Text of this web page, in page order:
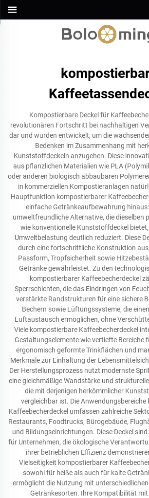
Kompostierbare Deckel für
revolutionären Fortschritt bei nachhaltigen
dar und wurden entwickelt, um die
Bedenken im Zusammenhang mit
Kunststoffdeckeln anzugehen. Diese
aus pflanzlichen Materialien wie PLA
oder anderen biologisch abbaubaren
in kommerziellen Kompostieranlagen
Hauptfunktion kompostierbarer
einfache Getränkeaufbewahrung hinaus:
umweltfreundliche Alternative, die dieselben
wie konventionelle Kunststoffdeckel
Umweltbelastung deutlich reduziert. Diese
durch eine fortschrittliche Konstruktion
Passform, Tropfsicherheit sowie
Getränke gewährleistet. Zu den
kompostierbarer Kaffeebecherdeckel
Sperrschichten, die das Eindringen von
verstärkte Randstrukturen für eine sichere
Bechern sowie Lüftungssysteme, die
Luftaustausch ermöglichen, ohne
Viele kompostierbare Kaffeebecherdeckel
Gestaltungselemente wie vertiefte Bereiche
ergonomisch geformte Trinkflächen und
Merkmale zur Einhaltung der
Der Herstellungsprozess nutzt modernste
eine gleichmäßige Wandstärke und
die mit derjenigen herkömmlicher
vergleichbar ist. Die
Kaffeebecherdeckel umfassen zahlreiche
Restaurants, Foodtrucks, Bürogebäude,
und Bildungseinrichtungen. Diese Deckel sind
für Unternehmen, die ökologische
ihrer betrieblichen Effizienz
Vielseitigkeit kompostierbarer
sowohl für heiße als auch für kalte
ermöglicht die Nutzung mit
Getränkesorten. Ihre Kompatibilität mit